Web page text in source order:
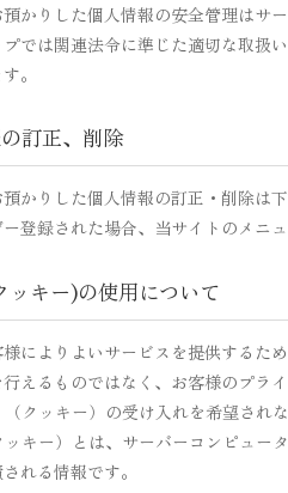
かりした個人情報の安全管理はサ
では関連法令に準じた適切な取扱
。
訂正、削除
かりした個人情報の訂正・削除は
登録された場合、当サイトのメニ
ッキー)の使用について
によりよいサービスを提供するた
えるものではなく、お客様のプラ
（クッキー）の受け入れを希望され
キー）とは、サーバーコンピュー
れる情報です。